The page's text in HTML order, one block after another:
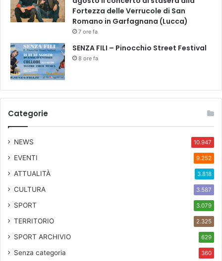
Fortezza delle Verrucole di San
Romano in Garfagnana (Lucca)
7 ore fa
SENZA FILI – Pinocchio Street Festival
8 ore fa
Categorie
NEWS 10.947
EVENTI 9.252
ATTUALITÀ 3.818
CULTURA 3.587
SPORT 3.079
TERRITORIO 2.325
SPORT ARCHIVIO 629
Senza categoria 360